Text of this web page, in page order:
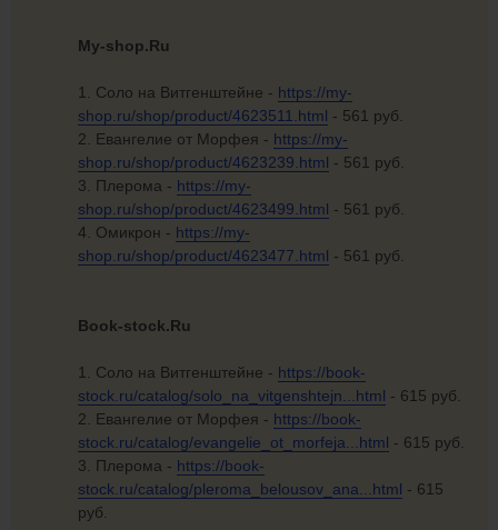
My-shop.Ru
1. Соло на Витгенштейне - https://my-
shop.ru/shop/product/4623511.html - 561 руб.
2. Евангелие от Морфея - https://my-
shop.ru/shop/product/4623239.html - 561 руб.
3. Плерома - https://my-
shop.ru/shop/product/4623499.html - 561 руб.
4. Омикрон - https://my-
shop.ru/shop/product/4623477.html - 561 руб.
Book-stock.Ru
1. Соло на Витгенштейне - https://book-
stock.ru/catalog/solo_na_vitgenshtejn...html - 615 руб.
2. Евангелие от Морфея - https://book-
stock.ru/catalog/evangelie_ot_morfeja...html - 615 руб.
3. Плерома - https://book-
stock.ru/catalog/pleroma_belousov_ana...html - 615
руб.